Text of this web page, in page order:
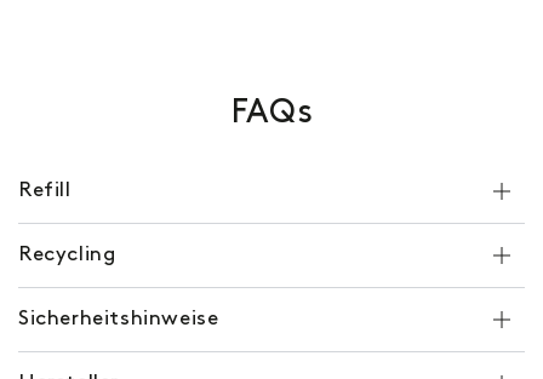
FAQs
Refill
Recycling
Sicherheitshinweise